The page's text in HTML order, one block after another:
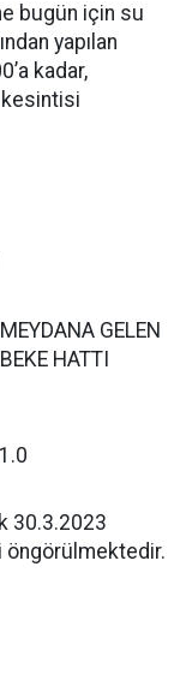
bugün için su
yapılan
kadar,
kesintisi
GELEN
HATTI
30.3.2023
öngörülmektedir.